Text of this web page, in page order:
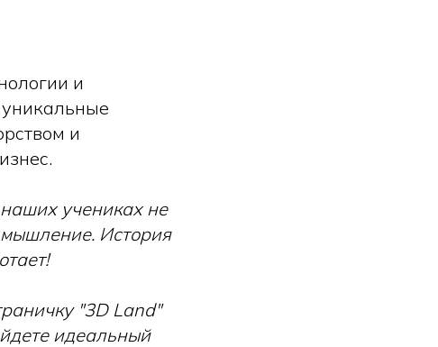
и
и
учениках не
мышление. История
"3D Land"
идеальный